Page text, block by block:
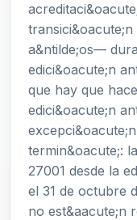
a&ntilde;os—
edici&oacute;n
que hay que
edici&oacute;n
termin&oacute;:
27001 desde la
el 31 de octubre
no est&aacute;n